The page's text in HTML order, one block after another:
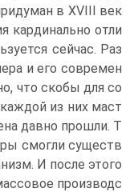
в XVIII век
кардинально отли
сейчас. Раз
и его современ
что скобы для со
из них маст
давно прошли. Т
смогли существ
И после этого
производс